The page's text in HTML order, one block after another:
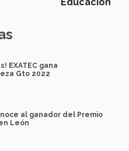
EXATEC gana
Gto 2022
al ganador del Premio
León